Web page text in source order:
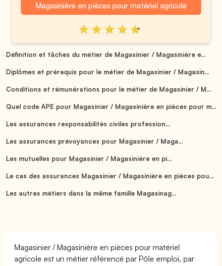
Magasinière en pièces pour matériel agricole
Définition et tâches du métier de Magasinier / Magasinière e...
Diplômes et prérequis pour le métier de Magasinier / Magasin...
Conditions et rémunérations pour le métier de Magasinier / M...
Quel code APE pour Magasinier / Magasinière en pièces pour m...
Les assurances responsabilités civiles profession...
Les assurances prévoyances pour Magasinier / Maga...
Les mutuelles pour Magasinier / Magasinière en pi...
Le cas des assurances Magasinier / Magasinière en pièces pou...
Les autres métiers dans la même famille Magasinag...
Magasinier / Magasinière en pièces pour matériel
agricole est un métier référencé par Pôle emploi, par